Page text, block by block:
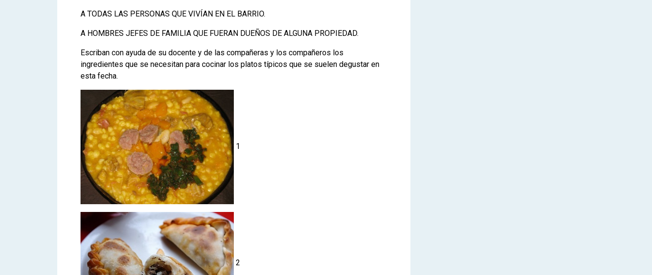
A TODAS LAS PERSONAS QUE VIVÍAN EN EL BARRIO.
A HOMBRES JEFES DE FAMILIA QUE FUERAN DUEÑOS DE ALGUNA PROPIEDAD.
Escriban con ayuda de su docente y de las compañeras y los compañeros los
ingredientes que se necesitan para cocinar los platos típicos que se suelen degustar en
esta fecha.
1
2